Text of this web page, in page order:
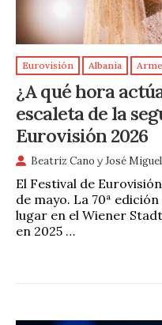
Eurovisión Albania
¿A qué hora
escaleta de la
Eurovisión 2026
Beatriz Cano yJosé
El Festival de
de mayo. La 70ª
lugar en el Wiener
en 2025 …